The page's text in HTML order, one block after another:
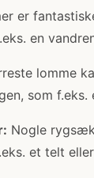
er
en
lomme
som
Nogle
et telt